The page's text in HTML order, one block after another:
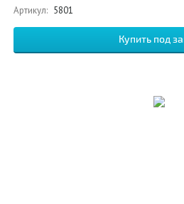
Артикул: 5801